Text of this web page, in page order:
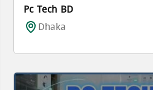
Pc Tech BD
Dhaka